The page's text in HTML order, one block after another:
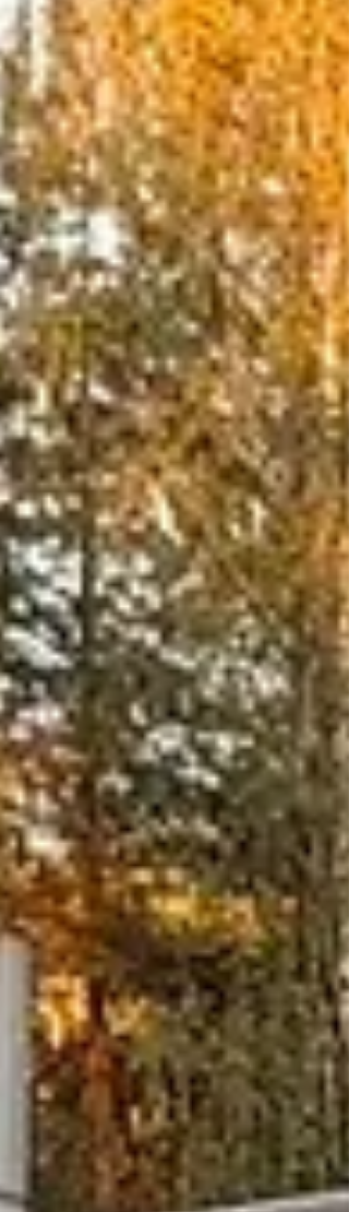
Abkühlung sogar noch eine kurze
Wassereinhei